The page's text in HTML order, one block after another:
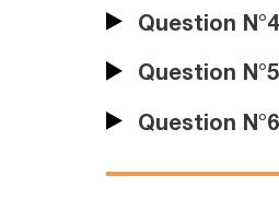
Question
Question
Question